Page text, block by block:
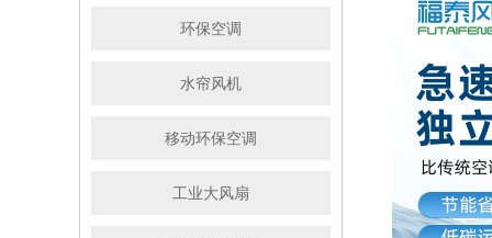
环保空调
水帘风机
移动环保空调
工业大风扇